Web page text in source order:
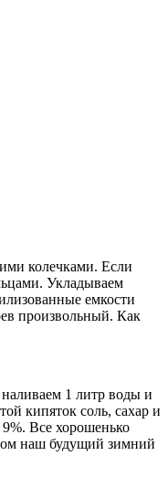
колечками. Если
Укладываем
емкости
произвольный. Как
1 литр воды и
кипяток соль, сахар и
9%. Все хорошенько
наш будущий зимний